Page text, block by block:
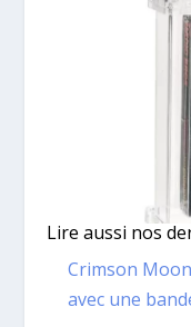
Lire aussi nos
Crimson
avec une